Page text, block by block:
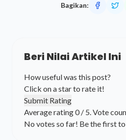
Bagikan:
Beri Nilai Artikel Ini
How useful was this post?
Click on a star to rate it!
Submit Rating
Average rating0/ 5. Vote
No votes so far! Be the first